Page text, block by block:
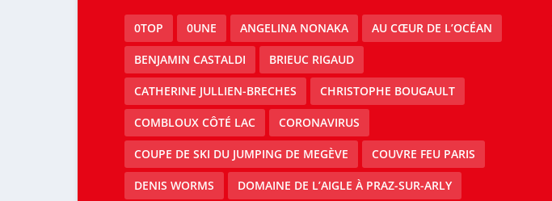
0TOP 0UNE ANGELINA NONAKA AU CŒUR DE L’OCÉAN
BENJAMIN CASTALDI BRIEUC RIGAUD
CATHERINE JULLIEN-BRECHES CHRISTOPHE BOUGAULT
COMBLOUX CÔTÉ LAC CORONAVIRUS
COUPE DE SKI DU JUMPING DE MEGÈVE COUVRE FEU PARIS
DENIS WORMS DOMAINE DE L’AIGLE À PRAZ-SUR-ARLY